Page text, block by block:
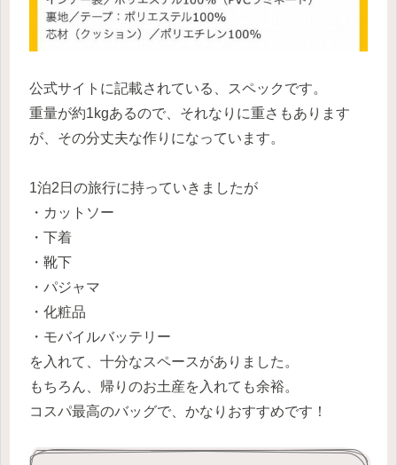
公式サイトに記載されている、スペックです。
重量が約1kgあるので、それなりに重さもあります
が、その分丈夫な作りになっています。
1泊2日の旅行に持っていきましたが
・カットソー
・下着
・靴下
・パジャマ
・化粧品
・モバイルバッテリー
を入れて、十分なスペースがありました。
もちろん、帰りのお土産を入れても余裕。
コスパ最高のバッグで、かなりおすすめです！